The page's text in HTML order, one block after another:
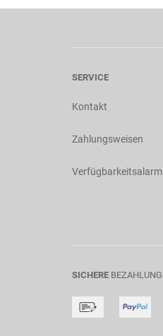
SERVICE
Kontakt
Zahlungsweisen
Verfügbarkeitsalarm
SICHERE BEZAHLUNG